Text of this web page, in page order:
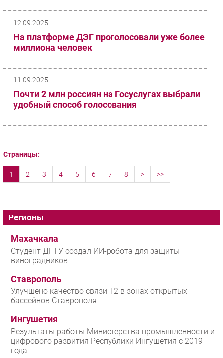
12.09.2025
На платформе ДЭГ проголосовали уже более
миллиона человек
11.09.2025
Почти 2 млн россиян на Госуслугах выбрали
удобный способ голосования
Страницы:
1 2 3 4 5 6 7 8 > >>
Регионы
Махачкала
Студент ДГТУ создал ИИ-робота для защиты
виноградников
Ставрополь
Улучшено качество связи T2 в зонах открытых
бассейнов Ставрополя
Ингушетия
Результаты работы Министерства промышленности и
цифрового развития Республики Ингушетия с 2019
года